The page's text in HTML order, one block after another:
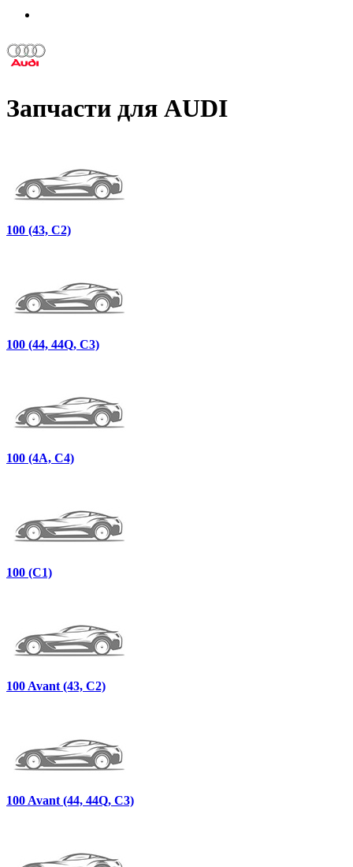
Запчасти для AUDI
100 (43, C2)
100 (44, 44Q, C3)
100 (4A, C4)
100 (C1)
100 Avant (43, C2)
100 Avant (44, 44Q, C3)